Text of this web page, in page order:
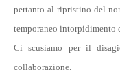
pertanto al ripristino del
temporaneo intorpidimento
Ci scusiamo per il
collaborazione.